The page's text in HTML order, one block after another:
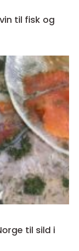
til fisk og
til sild i